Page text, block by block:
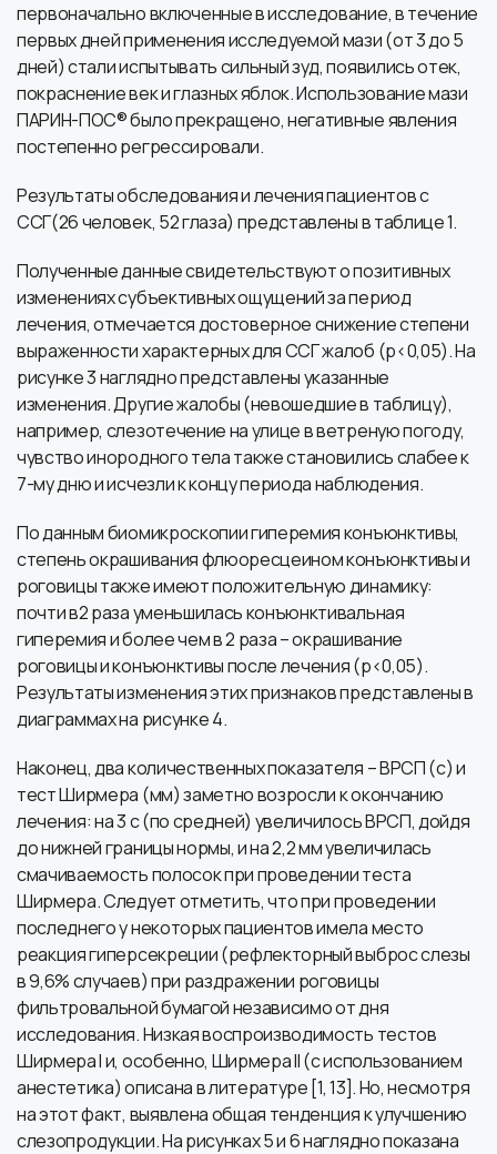
первоначально включенные в исследование, в течение
первых дней применения исследуемой мази (от 3 до 5
дней) стали испытывать сильный зуд, появились отек,
покраснение век и глазных яблок. Использование мази
ПАРИН-ПОС® было прекращено, негативные явления
постепенно регрессировали.
Результаты обследования и лечения пациентов с
ССГ(26 человек, 52 глаза) представлены в таблице 1.
Полученные данные свидетельствуют о позитивных
изменениях субъективных ощущений за период
лечения, отмечается достоверное снижение степени
выраженности характерных для ССГ жалоб (p<0,05). На
рисунке 3 наглядно представлены указанные
изменения. Другие жалобы (невошедшие в таблицу),
например, слезотечение на улице в ветреную погоду,
чувство инородного тела также становились слабее к
7-му дню и исчезли к концу периода наблюдения.
По данным биомикроскопии гиперемия конъюнктивы,
степень окрашивания флюоресцеином конъюнктивы и
роговицы также имеют положительную динамику:
почти в2 раза уменьшилась конъюнктивальная
гиперемия и более чем в 2 раза – окрашивание
роговицы и конъюнктивы после лечения (p<0,05).
Результаты изменения этих признаков представлены в
диаграммах на рисунке 4.
Наконец, два количественных показателя – ВРСП (с) и
тест Ширмера (мм) заметно возросли к окончанию
лечения: на 3 с (по средней) увеличилось ВРСП, дойдя
до нижней границы нормы, и на 2,2 мм увеличилась
смачиваемость полосок при проведении теста
Ширмера. Следует отметить, что при проведении
последнего у некоторых пациентов имела место
реакция гиперсекреции (рефлекторный выброс слезы
в 9,6% случаев) при раздражении роговицы
фильтровальной бумагой независимо от дня
исследования. Низкая воспроизводимость тестов
Ширмера I и, особенно, Ширмера II (с использованием
анестетика) описана в литературе [1, 13]. Но, несмотря
на этот факт, выявлена общая тенденция к улучшению
слезопродукции. На рисунках 5 и 6 наглядно показана